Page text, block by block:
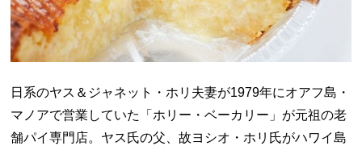
日系のヤス＆ジャネット・ホリ夫妻が1979年にオアフ島・
マノアで営業していた「ホリー・ベーカリー」が元祖の老
舗パイ専門店。ヤス氏の父、故ヨシオ・ホリ氏がハワイ島